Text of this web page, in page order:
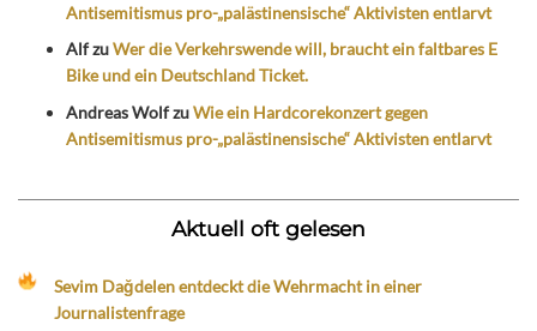
Antisemitismus pro-„palästinensische“ Aktivisten entlarvt
AlfzuWer die Verkehrswende will, braucht ein faltbares E
Bike und ein Deutschland Ticket.
Andreas WolfzuWie ein Hardcorekonzert gegen
Antisemitismus pro-„palästinensische“ Aktivisten entlarvt
Aktuell oft gelesen
Sevim Dağdelen entdeckt die Wehrmacht in einer
Journalistenfrage